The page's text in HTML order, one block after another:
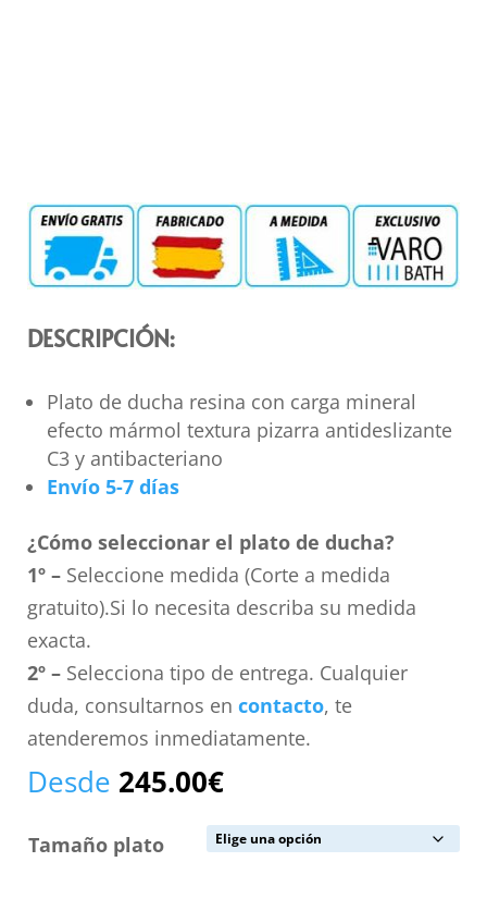
DESCRIPCIÓN:
Plato de ducha resina con carga mineral
efecto mármol textura pizarra antideslizante
C3 y antibacteriano
Envío 5-7 días
¿Cómo seleccionar el plato de ducha?
1º –Seleccione medida (Corte a medida
gratuito).Si lo necesita describa su medida
exacta.
2º –Selecciona tipo de entrega. Cualquier
duda, consultarnos en contacto, te
atenderemos inmediatamente.
Desde 245.00€
Tamaño plato